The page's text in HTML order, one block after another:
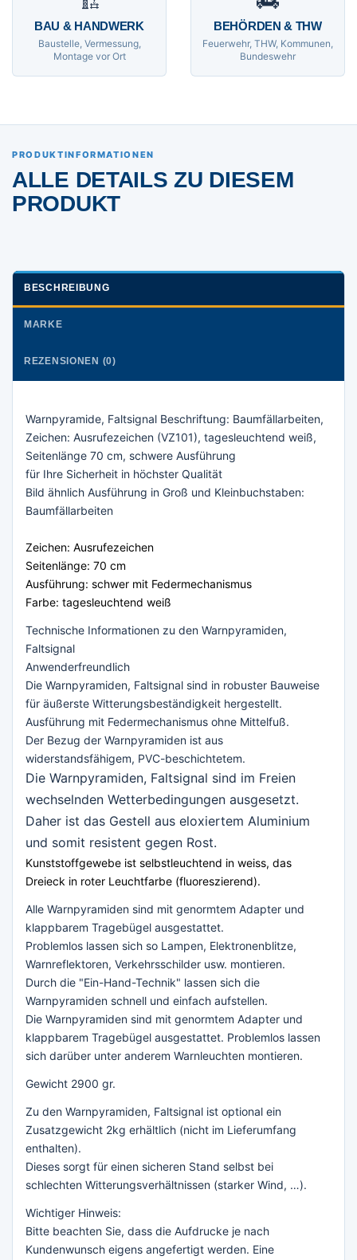
BAU & HANDWERK
Baustelle, Vermessung,
Montage vor Ort
BEHÖRDEN & THW
Feuerwehr, THW, Kommunen,
Bundeswehr
PRODUKTINFORMATIONEN
ALLE DETAILS ZU DIESEM
PRODUKT
BESCHREIBUNG
MARKE
REZENSIONEN (0)
Warnpyramide, Faltsignal Beschriftung: Baumfällarbeiten,
Zeichen: Ausrufezeichen (VZ101), tagesleuchtend weiß,
Seitenlänge 70 cm, schwere Ausführung
für Ihre Sicherheit in höchster Qualität
Bild ähnlich Ausführung in Groß und Kleinbuchstaben:
Baumfällarbeiten
Zeichen: Ausrufezeichen
Seitenlänge: 70 cm
Ausführung: schwer mit Federmechanismus
Farbe: tagesleuchtend weiß
Technische Informationen zu den Warnpyramiden,
Faltsignal
Anwenderfreundlich
Die Warnpyramiden, Faltsignal sind in robuster Bauweise
für äußerste Witterungsbeständigkeit hergestellt.
Ausführung mit Federmechanismus ohne Mittelfuß.
Der Bezug der Warnpyramiden ist aus
widerstandsfähigem, PVC-beschichtetem.
Die Warnpyramiden, Faltsignal sind im Freien
wechselnden Wetterbedingungen ausgesetzt.
Daher ist das Gestell aus eloxiertem Aluminium
und somit resistent gegen Rost.
Kunststoffgewebe ist selbstleuchtend in weiss, das
Dreieck in roter Leuchtfarbe (fluoreszierend).
Alle Warnpyramiden sind mit genormtem Adapter und
klappbarem Tragebügel ausgestattet.
Problemlos lassen sich so Lampen, Elektronenblitze,
Warnreflektoren, Verkehrsschilder usw. montieren.
Durch die "Ein-Hand-Technik" lassen sich die
Warnpyramiden schnell und einfach aufstellen.
Die Warnpyramiden sind mit genormtem Adapter und
klappbarem Tragebügel ausgestattet. Problemlos lassen
sich darüber unter anderem Warnleuchten montieren.
Gewicht 2900 gr.
Zu den Warnpyramiden, Faltsignal ist optional ein
Zusatzgewicht 2kg erhältlich (nicht im Lieferumfang
enthalten).
Dieses sorgt für einen sicheren Stand selbst bei
schlechten Witterungsverhältnissen (starker Wind, …).
Wichtiger Hinweis:
Bitte beachten Sie, dass die Aufdrucke je nach
Kundenwunsch eigens angefertigt werden. Eine